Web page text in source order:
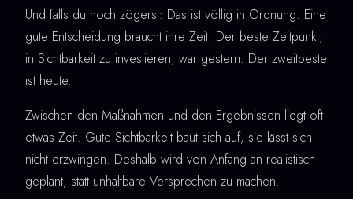
Und falls du noch zögerst: Das ist völlig in Ordnung. Eine
gute Entscheidung braucht ihre Zeit. Der beste Zeitpunkt,
in Sichtbarkeit zu investieren, war gestern. Der zweitbeste
ist heute.
Zwischen den Maßnahmen und den Ergebnissen liegt oft
etwas Zeit. Gute Sichtbarkeit baut sich auf, sie lässt sich
nicht erzwingen. Deshalb wird von Anfang an realistisch
geplant, statt unhaltbare Versprechen zu machen.